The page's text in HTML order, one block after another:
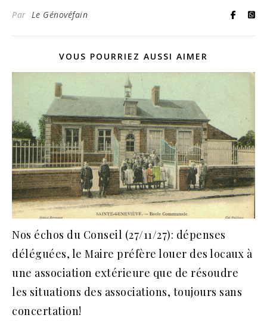
Par Le Génovéfain
VOUS POURRIEZ AUSSI AIMER
Nos échos du Conseil (27/11/27): dépenses
déléguées, le Maire préfère louer des locaux à
une association extérieure que de résoudre
les situations des associations, toujours sans
concertation!